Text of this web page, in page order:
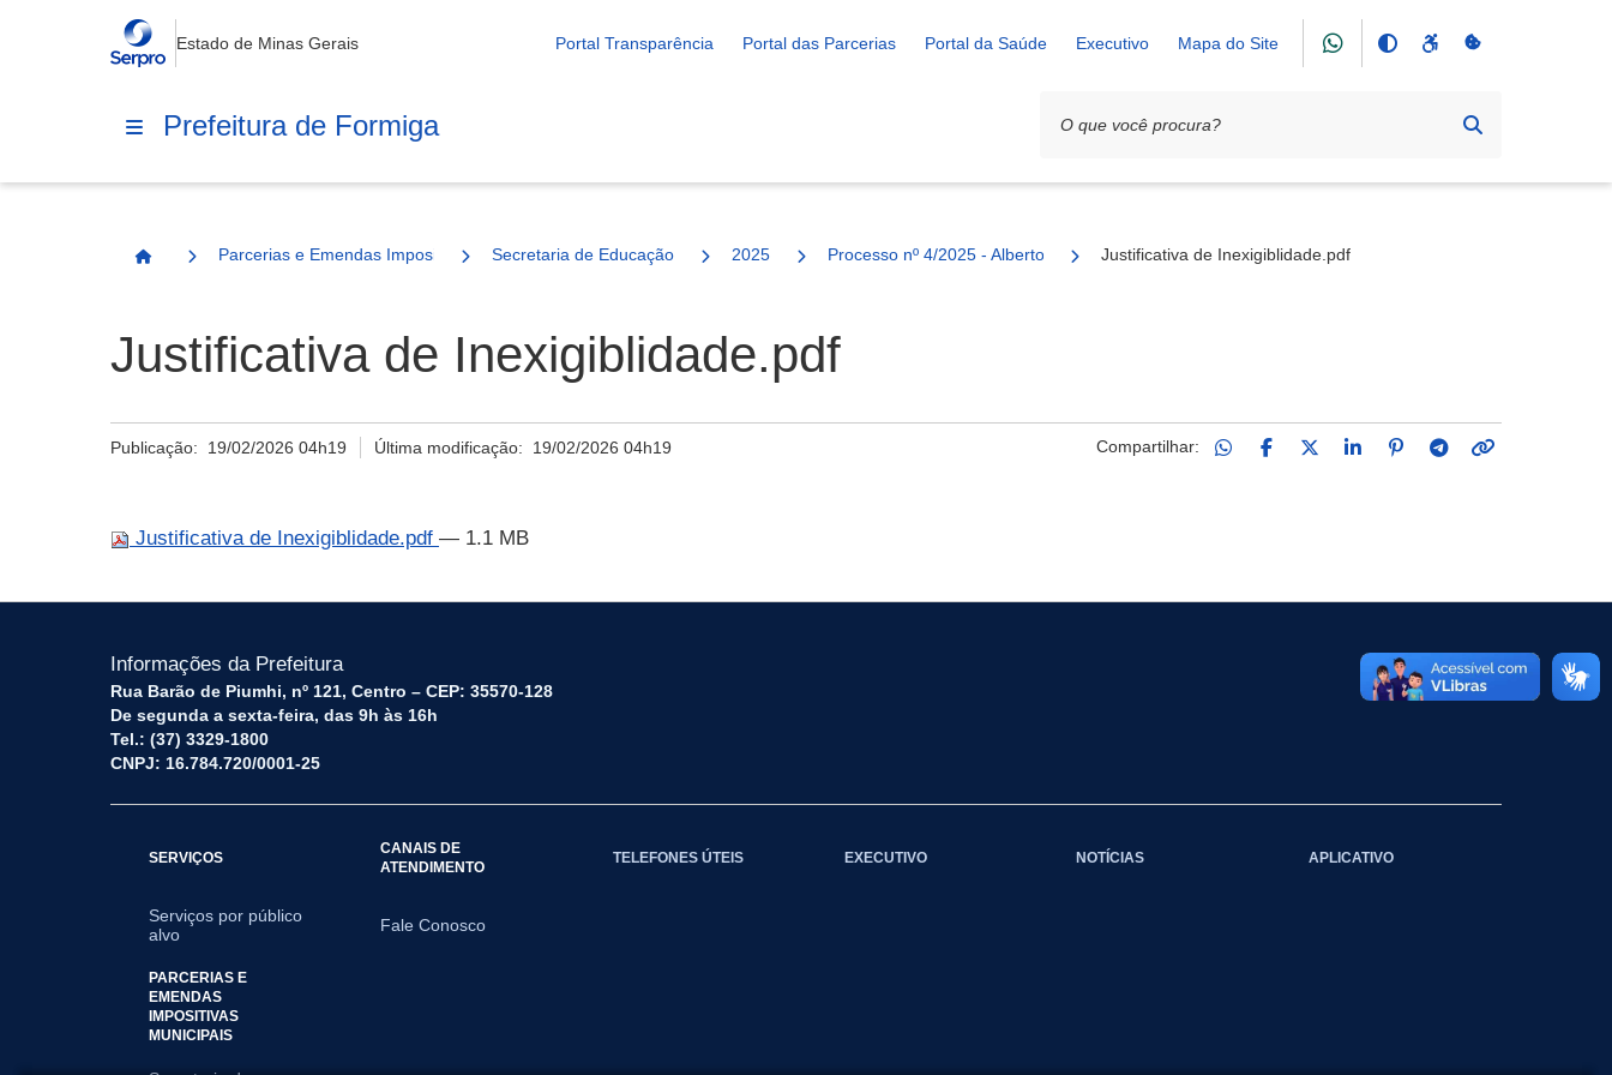
Estado de Minas Gerais Portal Transparência Portal das Parcerias Portal da Saúde Executivo Mapa do Site
Prefeitura de Formiga
Página Inicial
Parcerias e Emendas Impositivas MunicipaisSecretaria de Educação 2025 Processo nº 4/2025 - Albertos Futebol ClubeJustificativa de Inexigiblidade.pdf
Justificativa de Inexigiblidade.pdf
Publicação: 19/02/2026 04h19 Última modificação: 19/02/2026 04h19 Compartilhar:
Justificativa de Inexigiblidade.pdf — 1.1 MB
Informações da Prefeitura
Rua Barão de Piumhi, nº 121, Centro – CEP: 35570-128
De segunda a sexta-feira, das 9h às 16h
Tel.: (37) 3329-1800
CNPJ: 16.784.720/0001-25
SERVIÇOS
Serviços por público
alvo
CANAIS DE
ATENDIMENTO
Fale Conosco
TELEFONES ÚTEIS EXECUTIVO NOTÍCIAS APLICATIVO
PARCERIAS E
EMENDAS
IMPOSITIVAS
MUNICIPAIS